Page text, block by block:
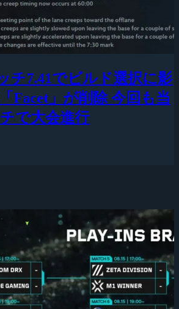
チ7.41でビルド選択に影
Facet」が削除 今回も当
で大会進行